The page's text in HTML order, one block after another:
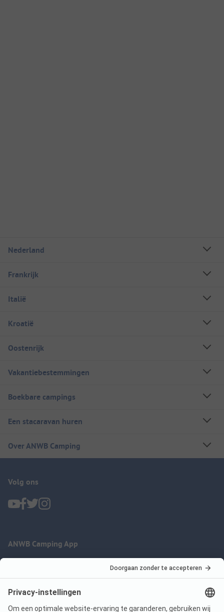
Nederland
Frankrijk
Italië
Kroatië
Oostenrijk
Vakantiebestemmingen
Boekbare campings
Een stacaravan huren
Over ANWB Camping
Volg ons
ANWB Camping App